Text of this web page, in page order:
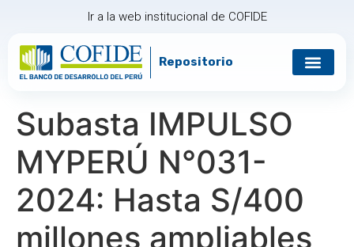
Ir a la web institucional de COFIDE
Repositorio
Subasta IMPULSO
MYPERÚ N°031-
2024: Hasta S/400
millones ampliables